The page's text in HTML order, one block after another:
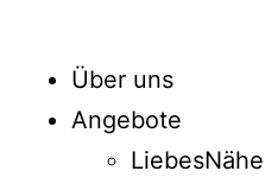
Über uns
Angebote
LiebesNähe